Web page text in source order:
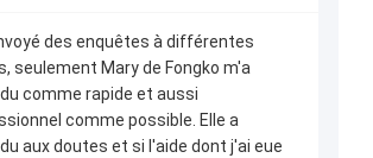
des enquêtes à différentes
seulement Mary de Fongko m'a
comme rapide et aussi
comme possible. Elle a
aux doutes et si l'aide dont j'ai eue